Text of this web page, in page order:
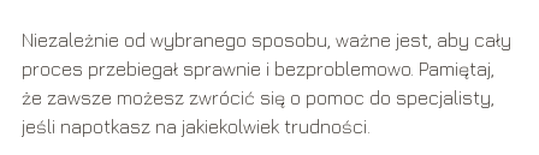
Niezależnie od wybranego sposobu, ważne jest, aby cały
proces przebiegał sprawnie i bezproblemowo. Pamiętaj,
że zawsze możesz zwrócić się o pomoc do specjalisty,
jeśli napotkasz na jakiekolwiek trudności.